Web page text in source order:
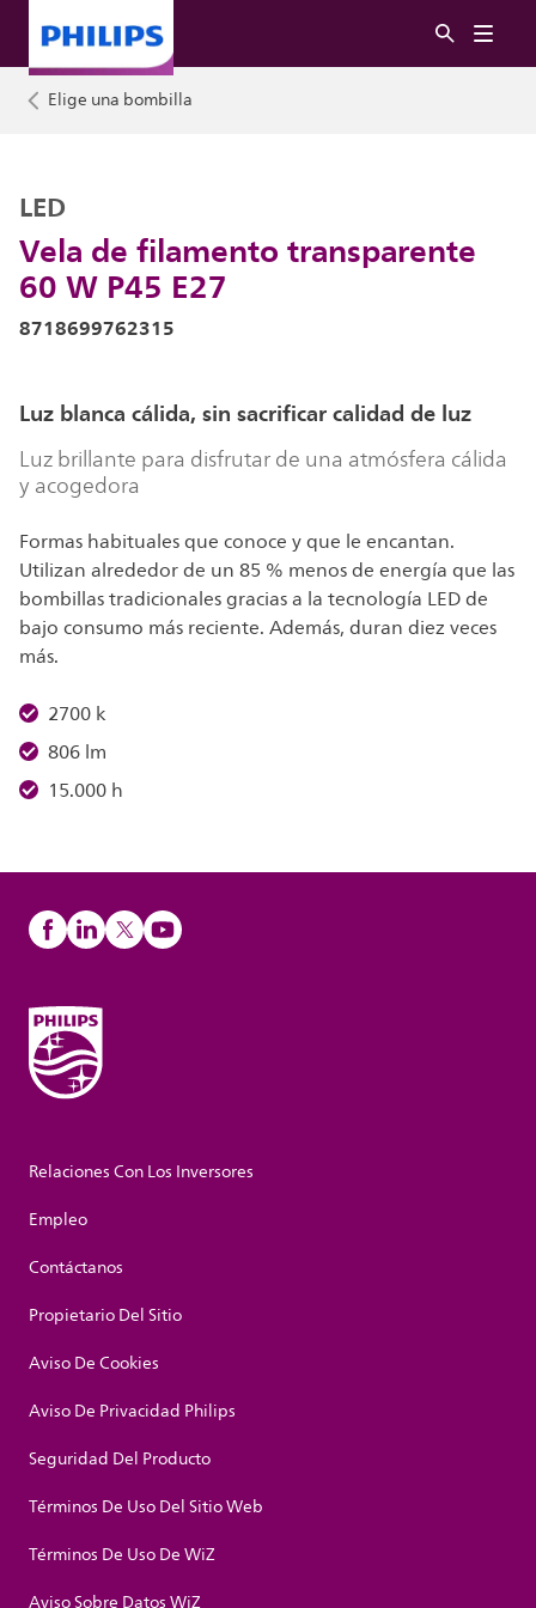
Elige una bombilla
Vela de filamento transparente
60 W P45 E27
LED
8718699762315
Luz blanca cálida, sin sacrificar calidad de luz
Luz brillante para disfrutar de una atmósfera cálida
y acogedora
Formas habituales que conoce y que le encantan.
Utilizan alrededor de un 85 % menos de energía que las
bombillas tradicionales gracias a la tecnología LED de
bajo consumo más reciente. Además, duran diez veces
más.
2700 k
806 lm
15.000 h
Relaciones Con Los Inversores
Empleo
Contáctanos
Propietario Del Sitio
Aviso De Cookies
Aviso De Privacidad Philips
Seguridad Del Producto
Términos De Uso Del Sitio Web
Términos De Uso De WiZ